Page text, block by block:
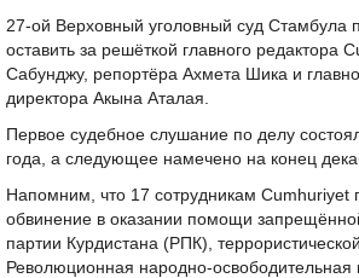
27-ой Верховный уголовный суд Стамбула
оставить за решёткой главного редактора
Сабунджу, репортёра Ахмета Шика и
директора Акына Аталая.
Первое судебное слушание по делу
года, а следующее намечено на конец
Напомним, что 17 сотрудникам Cumhuriyet
обвинение в оказании помощи
партии Курдистана (РПК),
Революционная народно-